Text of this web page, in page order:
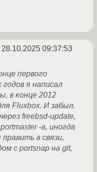
28.10.2025 09:37:53
первого
я написал
в конце 2012
Fluxbox. И забыл.
freebsd-update,
-a, иногда
в связи,
с portsnap на git,